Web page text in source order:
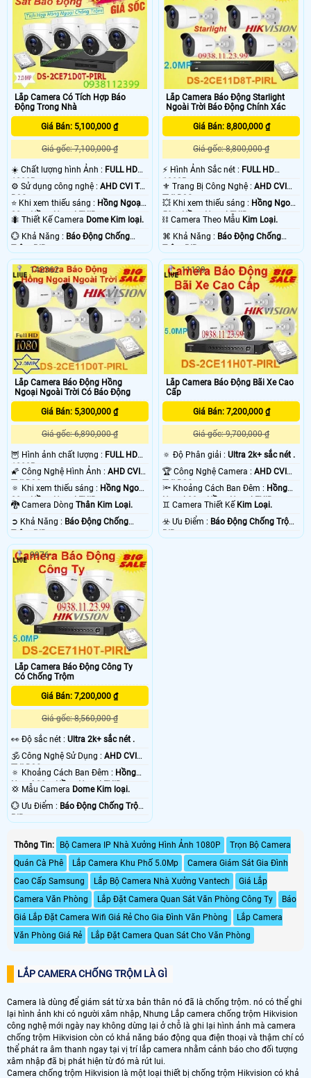
Cửa Hàng , Văn Phòng , Công Ty ,
Siêu Thị , . . v
camera chống trộm cho gia đình gia
rẻ , hình ảnh siêu nét , chất lượng
cao hiện nay , hồng ngoại quan sát
ban đêm tốt 30 mét , độ phân giải 2.
Lắp Camera Có Tích Hợp Báo
Động Trong Nhà
Giá Bán: 5,100,000 ₫
Giá gốc: 7,100,000 ₫
☀️ Chất lượng hình Ảnh : FULL HD
1080P .
⚙ Sử dụng công nghệ : AHD CVI TVI
BCS.
⭐ Khi xem thiếu sáng : Hồng Ngoại
20m Hồng Ngoại EXIR.
🐜 Thiết Kế Camera Dome Kim loại.
️💮 Khả Năng : Báo Động Chống
Lắp Camera Báo Động Starlight
Ngoài Trời Báo Động Chính Xác
Giá Bán: 8,800,000 ₫
Giá gốc: 8,800,000 ₫
️⚡ Hình Ảnh Sắc nét : FULL HD
1080P .
⚜️ Trang Bị Công Nghệ :AHD CVI
TVI BCS.
💥 Khi xem thiếu sáng : Hồng Ngoại
50m Hồng Ngoại EXIR.
⛓ Camera Theo Mẫu Kim Loại.
️⌘ Khả Năng : Báo Động Chống
Lắp Camera Báo Động Hồng
Ngoại Ngoài Trời Có Báo Động
Giá Bán: 5,300,000 ₫
Giá gốc: 6,890,000 ₫
🦉 Hình ảnh chất lượng : FULL HD
1080P .
🌠 Công Nghệ Hình Ảnh : AHD CVI
TVI BCS.
🔅 Khi xem thiếu sáng : Hồng Ngoại
20m Hồng Ngoại EXIR.
🐉️ Camera Dòng Thân Kim Loại.
️➲ Khả Năng : Báo Động Chống
Trộm PIR.
142362
Lắp Camera Báo Động Bãi Xe Cao
Cấp
Giá Bán: 7,200,000 ₫
Giá gốc: 9,700,000 ₫
🔅 Độ Phân giải :Ultra 2k+ sắc nét .
🏆 Công Nghệ Camera :AHD CVI
TVI BCS.
🔦 Khoảng Cách Ban Đêm : Hồng
Ngoại 20m Hồng Ngoại EXIR.
♊ Camera Thiết Kế Kim Loại.
️☣️ Ưu Điểm : Báo Động Chống Trộm
PIR.
11139
Lắp Camera Báo Động Công Ty
Có Chống Trộm
Giá Bán: 7,200,000 ₫
Giá gốc: 8,560,000 ₫
️👀 Độ sắc nét : Ultra 2k+ sắc nét .
🕉️ Công Nghệ Sử Dụng : AHD CVI
TVI BCS.
🔅 Khoảng Cách Ban Đêm : Hồng
Ngoại 20m Hồng Ngoại EXIR.
💢 Mẫu Camera Dome Kim loại.
️💮 Ưu Điểm : Báo Động Chống Trộm
PIR.
9976
Thông Tin: Bộ Camera IP Nhà Xưởng Hình Ảnh 1080P
Trọn Bộ Camera
Quán Cà Phê
Lắp Camera Khu Phố 5.0Mp
Camera Giám Sát Gia Đình
Cao Cấp Samsung
Lắp Bộ Camera Nhà Xưởng Vantech
Giá Lắp
Camera Văn Phòng
Lắp Đặt Camera Quan Sát Văn Phòng Công Ty
Báo
Giá Lắp Đặt Camera Wifi Giá Rẻ Cho Gia Đình Văn Phòng
Lắp Camera
Văn Phòng Giá Rẻ
Lắp Đặt Camera Quan Sát Cho Văn Phòng
LẮP CAMERA CHỐNG TRỘM LÀ GÌ
Camera là dùng để giám sát từ xa bản thân nó đã là chống trộm. nó có thể ghi
lại hình ảnh khi có người xâm nhập, Nhưng Lắp camera chống trộm Hikvision
công nghệ mới ngày nay không dừng lại ở chỗ là ghi lại hình ảnh mà camera
chống trộm Hikvision còn có khả năng báo động qua điện thoại và thậm chí có
thể phát ra âm thanh ngay tại vị trí lắp camera nhằm cảnh báo cho đối tượng
xâm nhập đã bị phát hiện từ đó mà rút lui.
Camera chống trộm Hikvision là một loại thiết bị chống trộm Hikvision có khả